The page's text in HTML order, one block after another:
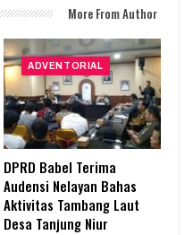
More From Author
ADVENTORIAL
DPRD Babel Terima
Audensi Nelayan Bahas
Aktivitas Tambang Laut
Desa Tanjung Niur